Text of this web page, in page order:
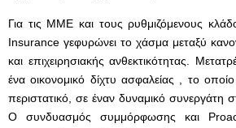
Για τις ΜΜΕ και τους ρυθμιζόμενους
Insurance γεφυρώνει το χάσμα μεταξύ
και επιχειρησιακής ανθεκτικότητας.
ένα οικονομικό δίχτυ ασφαλείας , το οποίο
περιστατικό, σε έναν δυναμικό συνεργάτη
Ο συνδυασμός συμμόρφωσης και